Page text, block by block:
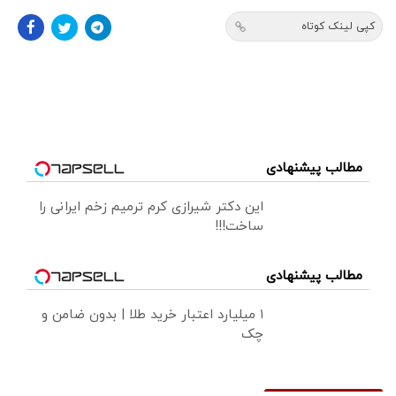
کپی لینک کوتاه
مطالب پیشنهادی
این دکتر شیرازی کرم ترمیم زخم ایرانی را
ساخت!!!
مطالب پیشنهادی
۱ میلیارد اعتبار خرید طلا | بدون ضامن و
چک